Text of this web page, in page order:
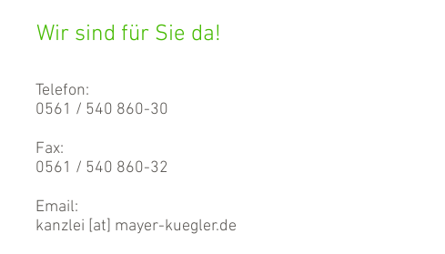
Wir sind für Sie da!
Telefon:
0561 / 540 860-30
Fax:
0561 / 540 860-32
Email:
kanzlei [at] mayer-kuegler.de